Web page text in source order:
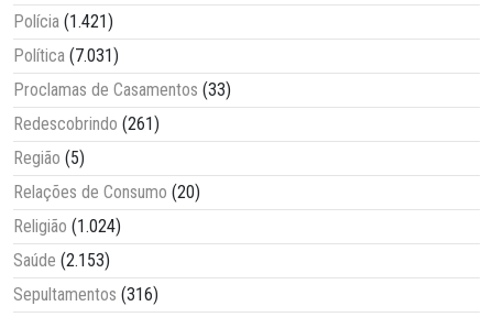
Polícia (1.421)
Política (7.031)
Proclamas de Casamentos (33)
Redescobrindo (261)
Região (5)
Relações de Consumo (20)
Religião (1.024)
Saúde (2.153)
Sepultamentos (316)